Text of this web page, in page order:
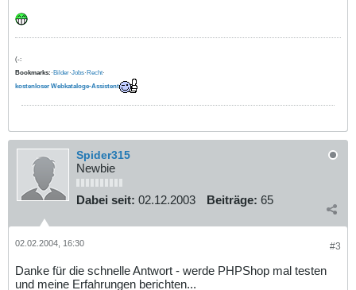
(-:
Bookmarks: ·Bilder·Jobs·Recht·
kostenloser Webkataloge-Assistent
Spider315
Newbie
Dabei seit: 02.12.2003 Beiträge: 65
#3
02.02.2004, 16:30
Danke für die schnelle Antwort - werde PHPShop mal testen
und meine Erfahrungen berichten...